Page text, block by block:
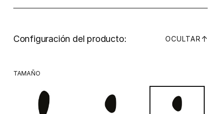
Configuración del producto: OCULTAR ↓
TAMAÑO